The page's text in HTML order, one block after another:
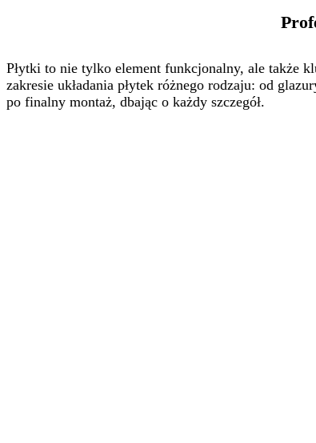
Płytki to nie tylko element funkcjonalny, ale także
zakresie układania płytek różnego rodzaju: od
po finalny montaż, dbając o każdy szczegół.